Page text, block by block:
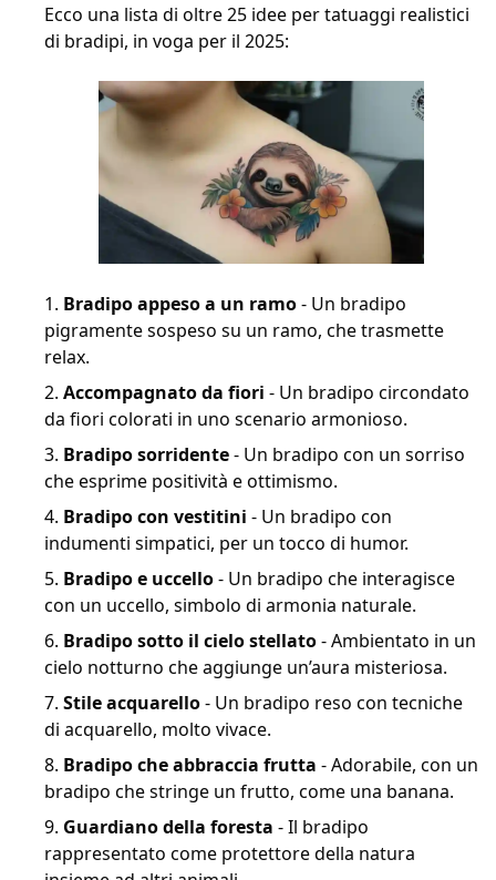
Ecco una lista di oltre 25 idee per tatuaggi realistici
di bradipi, in voga per il 2025:
Bradipo appeso a un ramo- Un bradipo
pigramente sospeso su un ramo, che trasmette
relax.
Accompagnato da fiori - Un bradipo circondato
da fiori colorati in uno scenario armonioso.
Bradipo sorridente- Un bradipo con un sorriso
che esprime positività e ottimismo.
Bradipo con vestitini - Un bradipo con
indumenti simpatici, per un tocco di humor.
Bradipo e uccello- Un bradipo che interagisce
con un uccello, simbolo di armonia naturale.
Bradipo sotto il cielo stellato- Ambientato in un
cielo notturno che aggiunge un’aura misteriosa.
Stile acquarello- Un bradipo reso con tecniche
di acquarello, molto vivace.
Bradipo che abbraccia frutta - Adorabile, con un
bradipo che stringe un frutto, come una banana.
Guardiano della foresta - Il bradipo
rappresentato come protettore della natura